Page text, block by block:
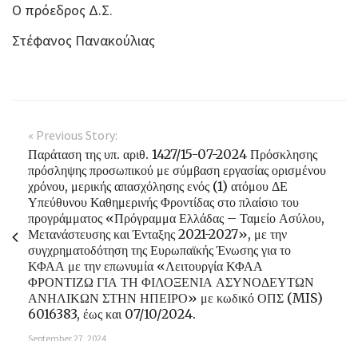
Ο πρόεδρος Δ.Σ.
Στέφανος Πανακούλιας
« Previous Story:
Παράταση της υπ. αριθ. 1427/15-07-2024 Πρόσκλησης
πρόσληψης προσωπικού με σύμβαση εργασίας ορισμένου
χρόνου, μερικής απασχόλησης ενός (1) ατόμου ΔΕ
Υπεύθυνου Καθημερινής Φροντίδας στο πλαίσιο του
προγράμματος «Πρόγραμμα Ελλάδας – Ταμείο Ασύλου,
Μετανάστευσης και Ένταξης 2021-2027», με την
συγχρηματοδότηση της Ευρωπαϊκής Ένωσης για το
ΚΦΑΑ με την επωνυμία «Λειτουργία ΚΦΑΑ
ΦΡΟΝΤΙΖΩ ΓΙΑ ΤΗ ΦΙΛΟΞΕΝΙΑ ΑΣΥΝΟΔΕΥΤΩΝ
ΑΝΗΛΙΚΩΝ ΣΤΗΝ ΗΠΕΙΡΟ» με κωδικό ΟΠΣ (MIS)
6016383, έως και 07/10/2024.
September 27, 2024